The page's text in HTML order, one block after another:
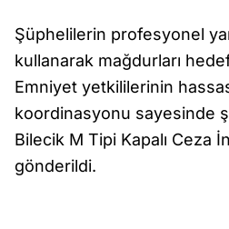
Şüphelilerin profesyonel
kullanarak mağdurları
Emniyet yetkililerinin
koordinasyonu sayesinde
Bilecik M Tipi Kapalı Ceza
gönderildi.